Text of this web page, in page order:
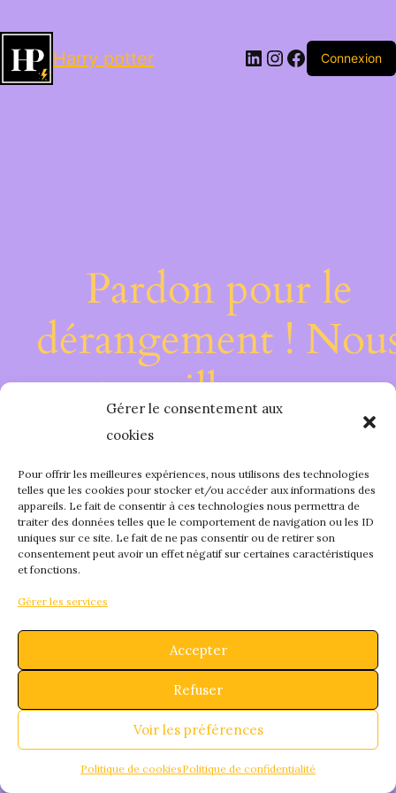
Gérer le consentement aux
cookies
Pour offrir les meilleures expériences, nous utilisons des technologies
telles que les cookies pour stocker et/ou accéder aux informations des
appareils. Le fait de consentir à ces technologies nous permettra de
traiter des données telles que le comportement de navigation ou les ID
uniques sur ce site. Le fait de ne pas consentir ou de retirer son
consentement peut avoir un effet négatif sur certaines caractéristiques
et fonctions.
Gérer les services
Accepter
Refuser
Voir les préférences
Politique de cookiesPolitique de confidentialité
Harry potter LinkedIn
Instagram
Facebook
Connexion
Pardon pour le
dérangement !
travaillons sur
quelque chose de
fantastique –
bientôt !